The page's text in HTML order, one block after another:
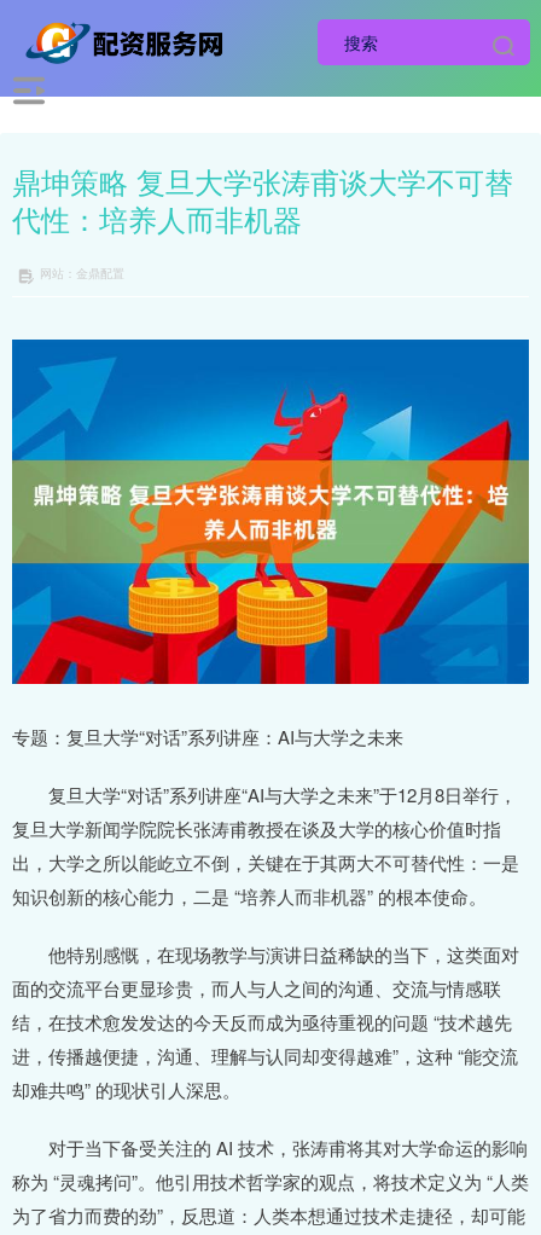
鼎坤策略 复旦大学张涛甫谈大学不可替
代性：培养人而非机器
网站：金鼎配置
专题：复旦大学“对话”系列讲座：AI与大学之未来
复旦大学“对话”系列讲座“AI与大学之未来”于12月8日举行，
复旦大学新闻学院院长张涛甫教授在谈及大学的核心价值时指
出，大学之所以能屹立不倒，关键在于其两大不可替代性：一是
知识创新的核心能力，二是 “培养人而非机器” 的根本使命。
他特别感慨，在现场教学与演讲日益稀缺的当下，这类面对
面的交流平台更显珍贵，而人与人之间的沟通、交流与情感联
结，在技术愈发发达的今天反而成为亟待重视的问题 “技术越先
进，传播越便捷，沟通、理解与认同却变得越难”，这种 “能交流
却难共鸣” 的现状引人深思。
对于当下备受关注的 AI 技术，张涛甫将其对大学命运的影响
称为 “灵魂拷问”。他引用技术哲学家的观点，将技术定义为 “人类
为了省力而费的劲”，反思道：人类本想通过技术走捷径，却可能